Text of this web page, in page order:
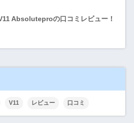
Absoluteproの口コミレビュー！
V11 レビュー 口コミ